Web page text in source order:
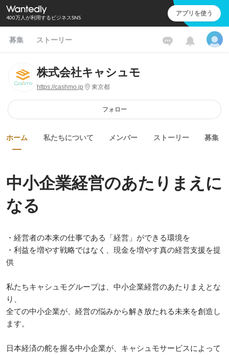
400万人が利用するビジネスSNS アプリを使う
募集 ストーリー
株式会社キャシュモ
https://cashmo.jp 東京都
フォロー
ホーム 私たちについて メンバー ストーリー 募集
中小企業経営のあたりまえに
なる
・経営者の本来の仕事である「経営」ができる環境を
・利益を増やす戦略ではなく、現金を増やす真の経営支援を提
供
私たちキャシュモグループは、中小企業経営のあたりまえとな
り、
全ての中小企業が、経営の悩みから解き放たれる未来を創造し
ます。
日本経済の舵を握る中小企業が、キャシュモサービスによって